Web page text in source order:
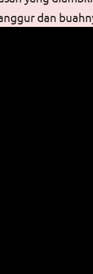
dan